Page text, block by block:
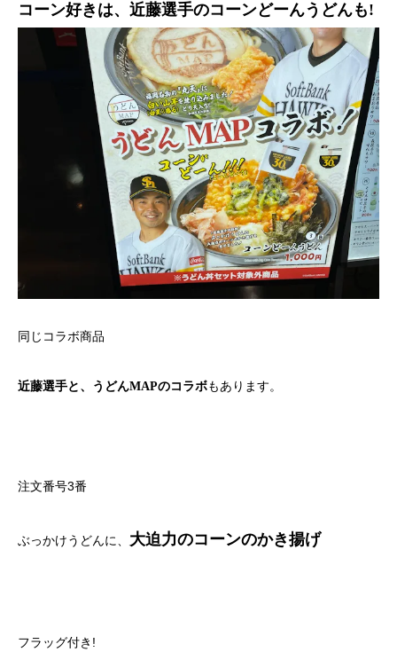
コーン好きは、近藤選手のコーンどーんうどんも!
同じコラボ商品
近藤選手と、うどんMAPのコラボもあります。
注文番号3番
ぶっかけうどんに、 大迫力のコーンのかき揚げ
フラッグ付き!